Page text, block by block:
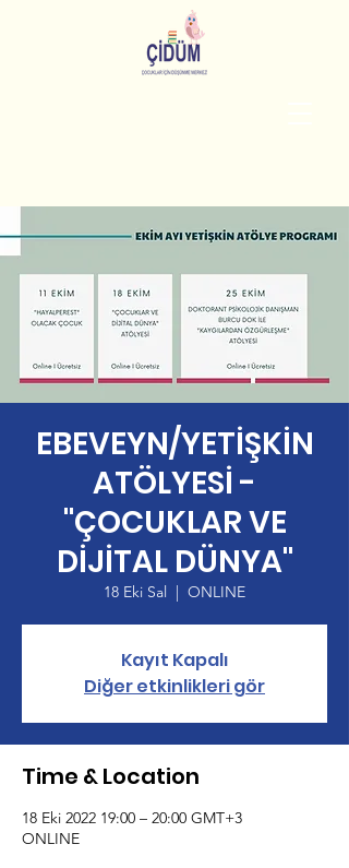
EBEVEYN/YETİŞKİN
ATÖLYESİ -
"ÇOCUKLAR VE
DİJİTAL DÜNYA"
18 Eki Sal
  |
ONLINE
Kayıt Kapalı
Diğer etkinlikleri gör
Time & Location
18 Eki 2022 19:00 – 20:00 GMT+3
ONLINE